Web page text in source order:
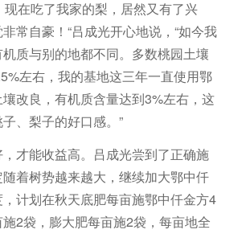
在吃了我家的梨，居然又有了兴
常自豪！“吕成光开心地说，“如今我
质与别的地都不同。多数桃园土壤
左右，我的基地这三年一直使用鄂
改良，有机质含量达到3%左右，这
、梨子的好口感。”
才能收益高。吕成光尝到了正确施
着树势越来越大，继续加大鄂中仟
计划在秋天底肥每亩施鄂中仟金方4
2袋，膨大肥每亩施2袋，每亩地全